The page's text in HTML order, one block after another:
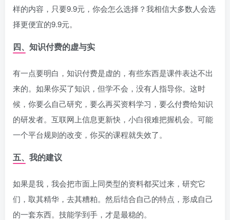
样的内容，只要9.9元，你会怎么选择？我相信大多数人会选
择更便宜的9.9元。
四、知识付费的虚与实
有一点要明白，知识付费是虚的，有些东西是课件表达不出
来的。如果你买了知识，但学不会，没有人指导你。这时
候，你要么自己研究，要么再买资料学习，要么付费给知识
的研发者。互联网上信息更新快，小白很难把握机会。可能
一个平台规则的改变，你买的课程就失效了。
五、我的建议
如果是我，我会把市面上同类型的资料都买过来，研究它
们，取其精华，去其糟粕。然后结合自己的特点，形成自己
的一套东西。技能学到手，才是最稳的。